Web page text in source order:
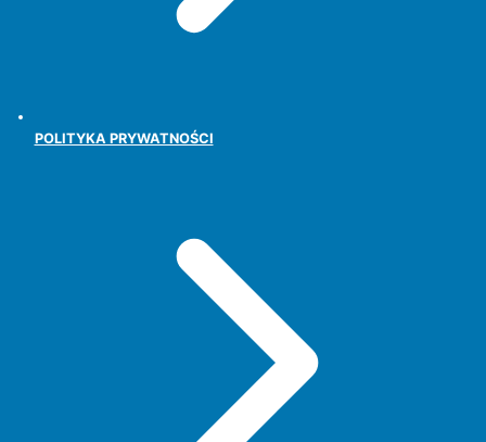
POLITYKA PRYWATNOŚCI